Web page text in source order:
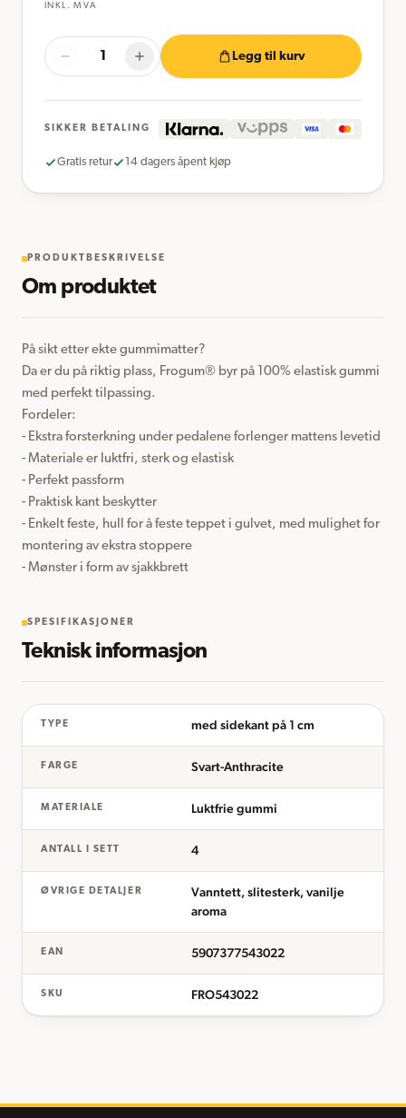
INKL. MVA
Legg til kurv
SIKKER BETALING
Gratis retur 14 dagers åpent kjøp
PRODUKTBESKRIVELSE
Om produktet
På sikt etter ekte gummimatter?
Da er du på riktig plass, Frogum® byr på 100% elastisk gummi
med perfekt tilpassing.
Fordeler:
- Ekstra forsterkning under pedalene forlenger mattens levetid
- Materiale er luktfri, sterk og elastisk
- Perfekt passform
- Praktisk kant beskytter
- Enkelt feste, hull for å feste teppet i gulvet, med mulighet for
montering av ekstra stoppere
- Mønster i form av sjakkbrett
SPESIFIKASJONER
Teknisk informasjon
TYPE med sidekant på 1 cm
FARGE Svart-Anthracite
MATERIALE Luktfrie gummi
ANTALL I SETT 4
ØVRIGE DETALJER
Vanntett, slitesterk, vanilje
aroma
EAN 5907377543022
SKU FRO543022